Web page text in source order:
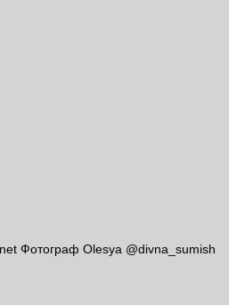
Фотограф Olesya @divna_sumish